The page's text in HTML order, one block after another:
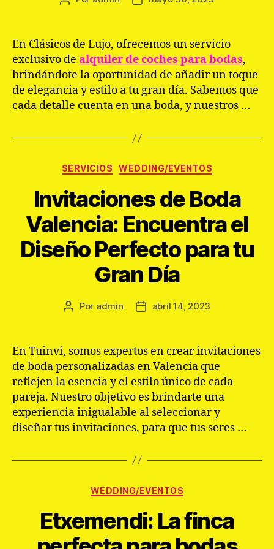
entrada
entrada
En Clásicos de Lujo, ofrecemos un servicio
exclusivo de alquiler de coches para bodas,
brindándote la oportunidad de añadir un toque
de elegancia y estilo a tu gran día. Sabemos que
cada detalle cuenta en una boda, y nuestros …
Categorías
SERVICIOS WEDDING/EVENTOS
Invitaciones de Boda
Valencia: Encuentra el
Diseño Perfecto para tu
Gran Día
Autor
entrada
Por admin
Fecha
entrada
abril 14, 2023
En Tuinvi, somos expertos en crear invitaciones
de boda personalizadas en Valencia que
reflejen la esencia y el estilo único de cada
pareja. Nuestro objetivo es brindarte una
experiencia inigualable al seleccionar y
diseñar tus invitaciones, para que tus seres …
Categorías
WEDDING/EVENTOS
Etxemendi: La finca